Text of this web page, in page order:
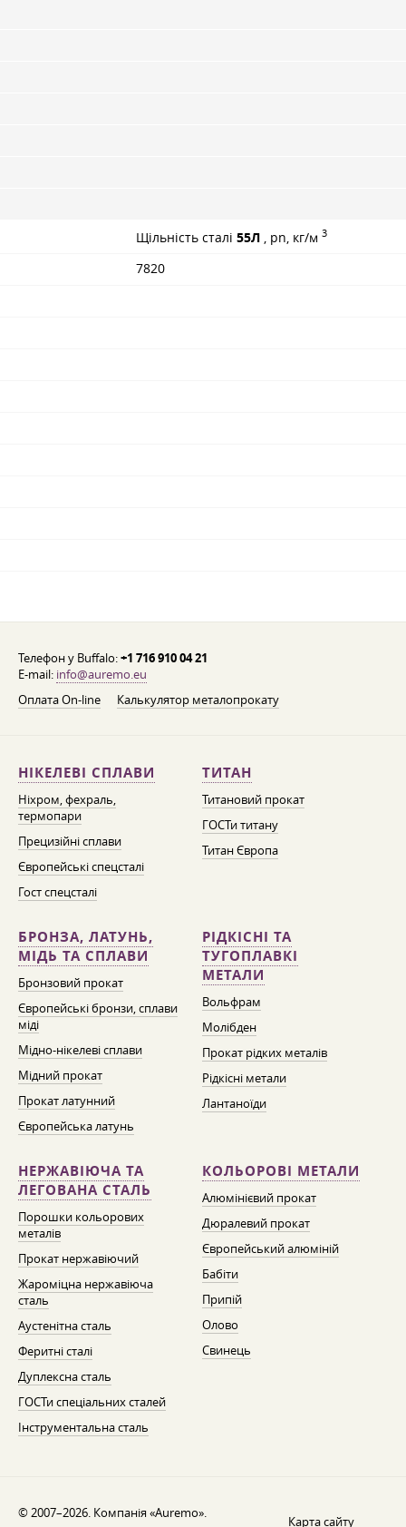
Щільність сталі 55Л , pn, кг/м 3
7820
Телефон у Buffalo:+1 716 910 04 21
E-mail: info@auremo.eu
Оплата On-line
Калькулятор металопрокату
НІКЕЛЕВІ СПЛАВИ
Ніхром, фехраль,
термопари
Прецизійні сплави
Європейські спецсталі
Гост спецсталі
ТИТАН
Титановий прокат
ГОСТи титану
Титан Європа
БРОНЗА, ЛАТУНЬ,
МІДЬ ТА СПЛАВИ
Бронзовий прокат
Європейські бронзи, сплави
міді
Мідно-нікелеві сплави
Мідний прокат
Прокат латунний
Європейська латунь
РІДКІСНІ ТА
ТУГОПЛАВКІ
МЕТАЛИ
Вольфрам
Молібден
Прокат рідких металів
Рідкісні метали
Лантаноїди
НЕРЖАВІЮЧА ТА
ЛЕГОВАНА СТАЛЬ
Порошки кольорових
металів
Прокат нержавіючий
Жароміцна нержавіюча
сталь
Аустенітна сталь
Феритні сталі
Дуплексна сталь
ГОСТи спеціальних сталей
Інструментальна сталь
КОЛЬОРОВІ МЕТАЛИ
Алюмінієвий прокат
Дюралевий прокат
Європейський алюміній
Бабіти
Припій
Олово
Свинець
© 2007–2026. Компанія «Auremo».
Карта сайту